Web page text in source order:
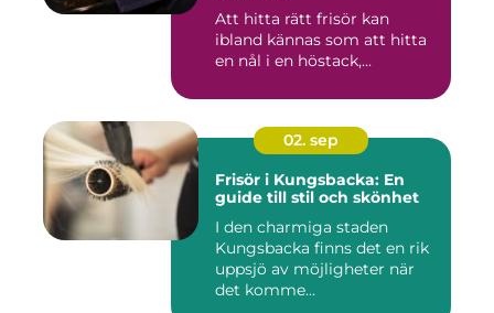
Att hitta rätt frisör kan
ibland kännas som att hitta
en nål i en höstack,...
02. sep
Frisör i Kungsbacka: En
guide till stil och skönhet
I den charmiga staden
Kungsbacka finns det en rik
uppsjö av möjligheter när
det komme...